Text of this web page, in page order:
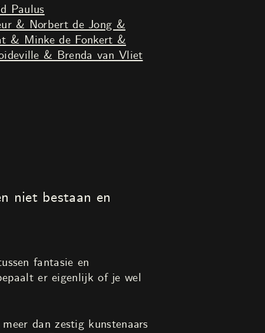
Paulus
& Norbert de Jong &
& Minke de Fonkert &
& Brenda van Vliet
niet bestaan en
fantasie en
er eigenlijk of je wel
dan zestig kunstenaars